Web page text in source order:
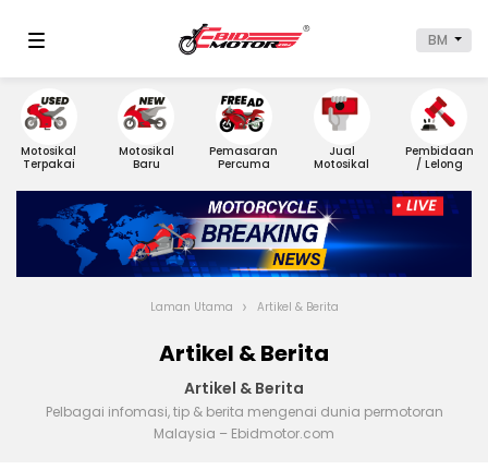
BM
Motosikal
Terpakai
Motosikal
Baru
Pemasaran
Percuma
Jual
Motosikal
Pembidaan
/ Lelong
Laman Utama Artikel & Berita
Artikel & Berita
Artikel & Berita
Pelbagai infomasi, tip & berita mengenai dunia permotoran
Malaysia – Ebidmotor.com